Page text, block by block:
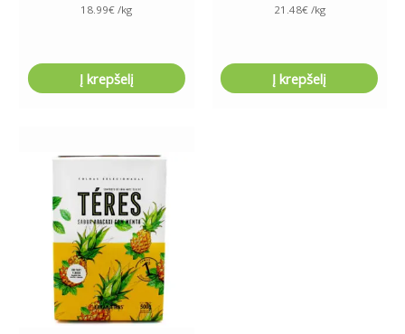
18.99€ /kg
Į krepšelį
21.48€/kg
Į krepšelį